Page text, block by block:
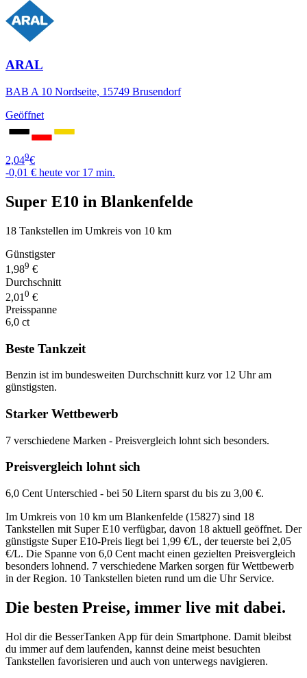
ARAL
BAB A 10 Nordseite, 15749 Brusendorf
Geöffnet
2,049€
-0,01 € heute vor 17 min.
Super E10 in Blankenfelde
18 Tankstellen im Umkreis von 10 km
Günstigster
1,989 €
Durchschnitt
2,01 0 €
Preisspanne
6,0 ct
Beste Tankzeit
Benzin ist im bundesweiten Durchschnitt kurz vor 12 Uhr am
günstigsten.
Starker Wettbewerb
7 verschiedene Marken - Preisvergleich lohnt sich besonders.
Preisvergleich lohnt sich
6,0 Cent Unterschied - bei 50 Litern sparst du bis zu 3,00 €.
Im Umkreis von 10 km um Blankenfelde (15827) sind 18
Tankstellen mit Super E10 verfügbar, davon 18 aktuell geöffnet. Der
günstigste Super E10-Preis liegt bei 1,99 €/L, der teuerste bei 2,05
€/L. Die Spanne von 6,0 Cent macht einen gezielten Preisvergleich
besonders lohnend. 7 verschiedene Marken sorgen für Wettbewerb
in der Region. 10 Tankstellen bieten rund um die Uhr Service.
Die besten Preise, immer live mit dabei.
Hol dir die BesserTanken App für dein Smartphone. Damit bleibst
du immer auf dem laufenden, kannst deine meist besuchten
Tankstellen favorisieren und auch von unterwegs navigieren.